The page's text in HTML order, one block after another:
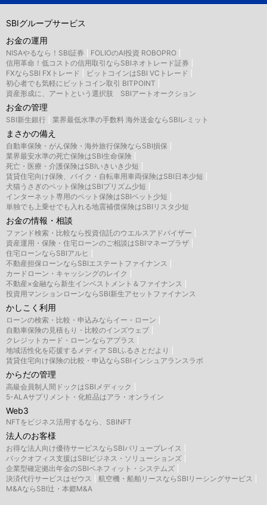
SBIグループサービス
お金の運用
NISAやるなら！SBI証券
FOLIOのAI投資 ROBOPRO
信用革命！低コストの信用取引ならSBIネオトレード証券
FXならSBI FXトレード
ビットコインはSBI VCトレード
初心者でも気軽にビットコイン取引 BITPOINT
資産形成に、アートという選択肢 SBIアートオークション
お金の管理
SBI新生銀行 業界最低水準の手数料 海外送金ならSBIレミット
まさかの備え
自動車保険・がん保険・海外旅行保険ならSBI損保
業界最安水準の死亡保険はSBI生命保険
死亡・医療・介護保険はSBIいきいき少短
賃貸住宅向け保険、バイク・自転車用車両保険はSBI日本少短
犬猫うさぎのペット保険はSBIプリズム少短
インターネット専用のペット保険はSBIペット少短
単独でも上乗せでも入れる地震補償保険はSBIリスタ少短
お金の情報・相談
ファンド検索・比較なら投資信託のウエルスアドバイザー
資産運用・保険・住宅ローンのご相談はSBIマネープラザ
住宅ローンならSBIアルヒ
不動産担保ローンならSBIエステートファイナンス
カードローン・キャッシングのレイク
不動産×金融なら新生インベストメント＆ファイナンス
投資用マンションローンならSBI新生アセットファイナンス
かしこく利用
ローンの検索・比較・申込みならイー・ローン
自動車保険の見積もり・比較のインズウェブ
クレジットカード・ローンならアプラス
地域活性化を応援するメディア SBIふるさとだより
賃貸住宅向け保険の比較・申込ならSBIインシュアランスラボ
からだの管理
高級会員制人間ドックはSBIメディック
5-ALAサプリメント・化粧品はアラ・オンライン
Web3
NFTをビジネス活用するなら、SBINFT
法人のお客様
お得な法人向け優待サービスならSBIバリュープレイス
バックオフィス支援はSBIビジネス・ソリューションズ
企業型確定拠出年金のSBIベネフィット・システムズ
決済代行サービスはゼウス
航空機・船舶リースならSBIリーシングサービス
M&AならSBI辻・本郷M&A